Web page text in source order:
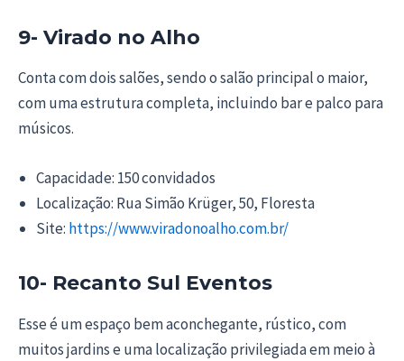
9- Virado no Alho
Conta com dois salões, sendo o salão principal o maior,
com uma estrutura completa, incluindo bar e palco para
músicos.
Capacidade: 150 convidados
Localização: Rua Simão Krüger, 50, Floresta
Site: https://www.viradonoalho.com.br/
10- Recanto Sul Eventos
Esse é um espaço bem aconchegante, rústico, com
muitos jardins e uma localização privilegiada em meio à